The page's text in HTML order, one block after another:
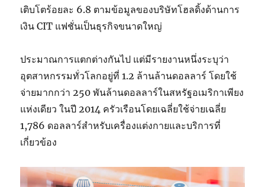
เติบโตร้อยละ 6.8 ตามข้อมูลของบริษัทโฮลดิ้งด้านการ
เงินCIT แฟชั่นเป็นธุรกิจขนาดใหญ่
ประมาณการแตกต่างกันไป แต่มีรายงานหนึ่งระบุว่า
อุตสาหกรรมทั่วโลกอยู่ที่ 1.2 ล้านล้านดอลลาร์ โดยใช้
จ่ายมากกว่า 250 พันล้านดอลลาร์ในสหรัฐอเมริกาเพียง
แห่งเดียว ในปี 2014 ครัวเรือนโดยเฉลี่ยใช้จ่ายเฉลี่ย
1,786 ดอลลาร์สำหรับเครื่องแต่งกายและบริการที่
เกี่ยวข้อง